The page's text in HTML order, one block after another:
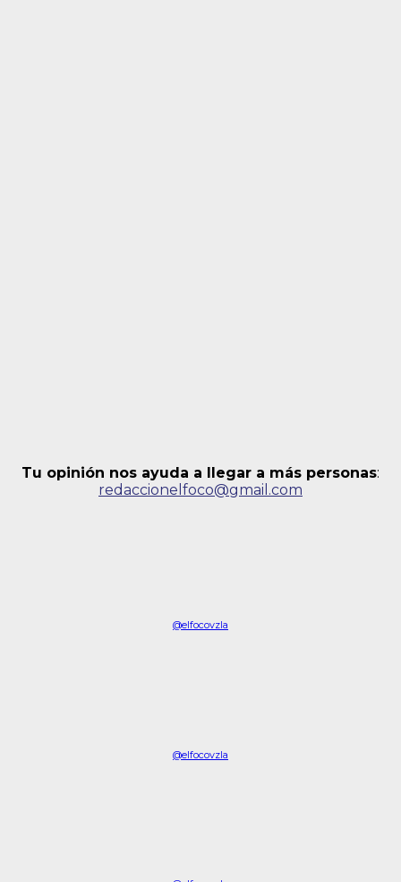
Tu opinión nos ayuda a llegar a más personas:
redaccionelfoco@gmail.com
@elfocovzla
@elfocovzla